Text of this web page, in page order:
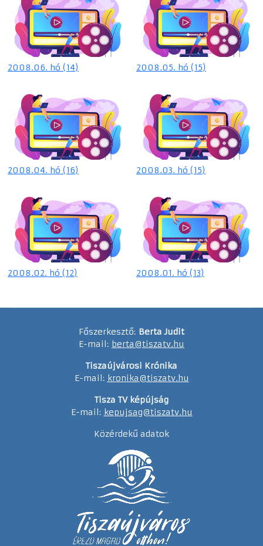
2008.06. hó (14) 2008.05. hó (15)
2008.04. hó (16) 2008.03. hó (15)
2008.02. hó (12) 2008.01. hó (13)
Főszerkesztő: Berta Judit
E-mail: berta@tiszatv.hu
Tiszaújvárosi Krónika
E-mail: kronika@tiszatv.hu
Tisza TV képújság
E-mail: kepujsag@tiszatv.hu
Közérdekű adatok